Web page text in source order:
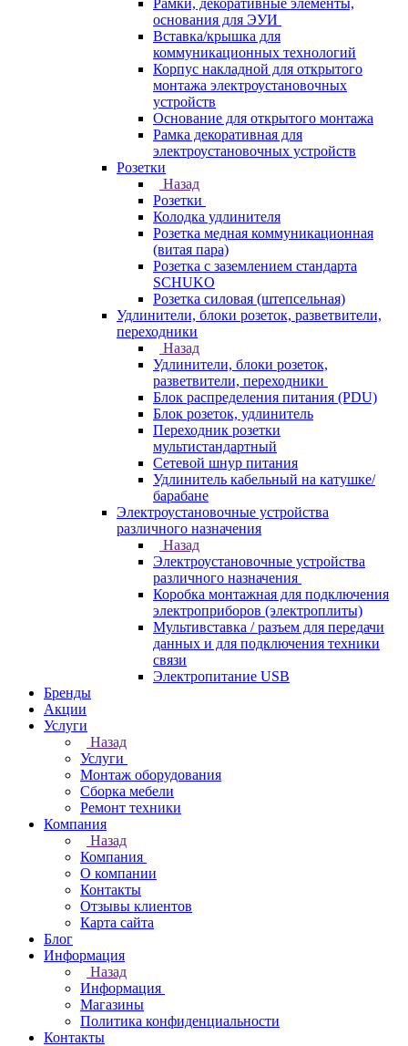
Рамки, декоративные элементы,
основания для ЭУИ
Вставка/крышка для
коммуникационных технологий
Корпус накладной для открытого
монтажа электроустановочных
устройств
Основание для открытого монтажа
Рамка декоративная для
электроустановочных устройств
Розетки
Назад
Розетки
Колодка удлинителя
Розетка медная коммуникационная
(витая пара)
Розетка с заземлением стандарта
SCHUKO
Розетка силовая (штепсельная)
Удлинители, блоки розеток, разветвители,
переходники
Назад
Удлинители, блоки розеток,
разветвители, переходники
Блок распределения питания (PDU)
Блок розеток, удлинитель
Переходник розетки
мультистандартный
Сетевой шнур питания
Удлинитель кабельный на катушке/
барабане
Электроустановочные устройства
различного назначения
Назад
Электроустановочные устройства
различного назначения
Коробка монтажная для подключения
электроприборов (электроплиты)
Мультивставка / разъем для передачи
данных и для подключения техники
связи
Электропитание USB
Бренды
Акции
Услуги
Назад
Услуги
Монтаж оборудования
Сборка мебели
Ремонт техники
Компания
Назад
Компания
О компании
Контакты
Отзывы клиентов
Карта сайта
Блог
Информация
Назад
Информация
Магазины
Политика конфиденциальности
Контакты